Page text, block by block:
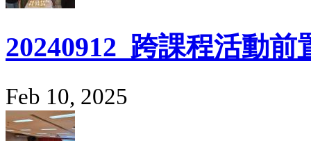
20240912_跨課程活動
Feb 10, 2025